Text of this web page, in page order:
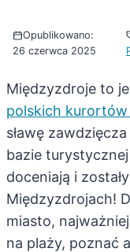
Opublikowano:
26 czerwca 2025
Międzyzdroje to
polskich kurortów
sławę
bazie
doceniają i
Międzyzdrojach!
miasto,
na plaży, poznać